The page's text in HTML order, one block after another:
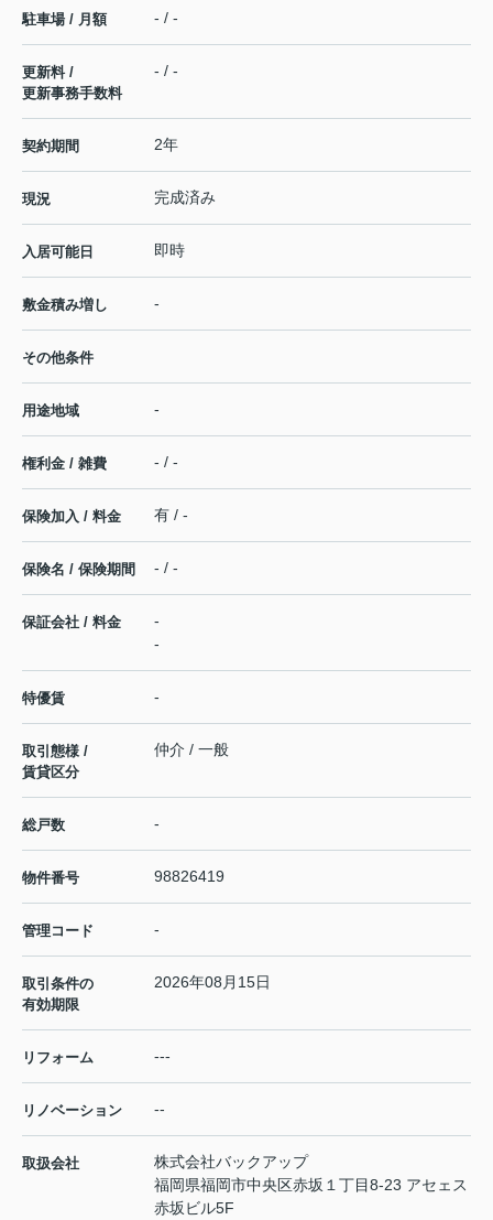
駐車場 / 月額 - / -
更新料 /
更新事務手数料
- / -
契約期間 2年
現況 完成済み
入居可能日 即時
敷金積み増し -
その他条件
用途地域 -
権利金 / 雑費 - / -
保険加入 / 料金 有 / -
保険名 / 保険期間 - / -
保証会社 / 料金
-
-
特優賃 -
取引態様 /
賃貸区分
仲介 / 一般
総戸数 -
物件番号 98826419
管理コード -
取引条件の
有効期限
2026年08月15日
リフォーム ---
リノベーション --
取扱会社
株式会社バックアップ
福岡県福岡市中央区赤坂１丁目8-23 アセェス
赤坂ビル5F